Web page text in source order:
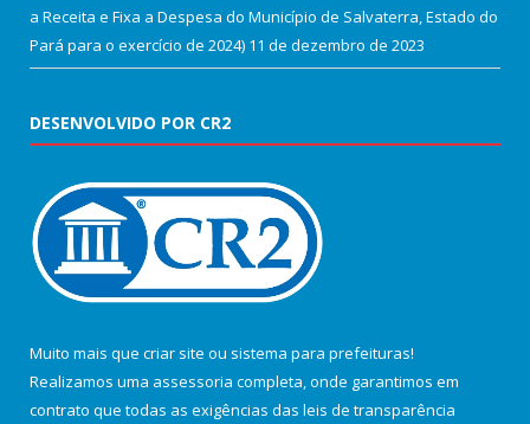
a Receita e Fixa a Despesa do Município de Salvaterra, Estado do
Pará para o exercício de 2024) 11 de dezembro de 2023
DESENVOLVIDO POR CR2
Muito mais que criar site ou sistema para prefeituras!
Realizamos uma assessoria completa, onde garantimos em
contrato que todas as exigências das leis de transparência